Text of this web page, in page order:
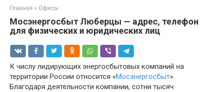
Главная » Офисы
Мосэнергосбыт Люберцы — адрес, телефон
для физических и юридических лиц
К числу лидирующих энергосбытовых компаний на
территории России относится «Мосэнергосбыт».
Благодаря деятельности компании, сотни тысяч